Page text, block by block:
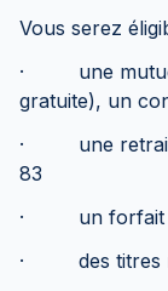
Vous serez
· une
gratuite), un
· une retraite
83
· un forfait
· des titres